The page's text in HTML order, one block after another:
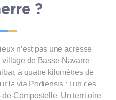
?
n’est pas une adresse
de Basse-Navarre
à quatre kilomètres de
la via Podiensis : l’un des
Compostelle. Un territoire